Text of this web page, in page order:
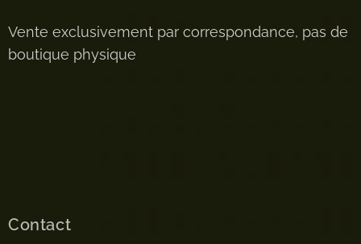
Vente exclusivement par correspondance, pas de
boutique physique
Contact